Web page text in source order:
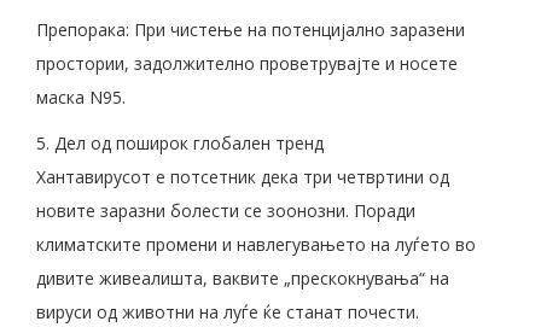
Препорака: При чистење на потенцијално заразени
простории, задолжително проветрувајте и носете
маска N95.
5. Дел од поширок глобален тренд
Хантавирусот е потсетник дека три четвртини од
новите заразни болести се зоонозни. Поради
климатските промени и навлегувањето на луѓето во
дивите живеалишта, ваквите „прескокнувања“ на
вируси од животни на луѓе ќе станат почести.